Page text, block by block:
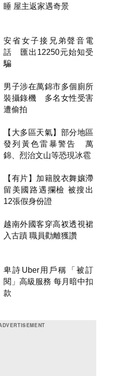
睡 屋主返家遇奇景
安省女子接兄弟聲音電
話 匯出12250元始知受
騙
男子涉在萬錦市多個廁所
裝攝錄機 多名女性受害
遭偷拍
【大多區天氣】部分地區
發列黃色雷暴警告 萬
錦、烈治文山等恐現冰雹
【有片】加籍脫衣舞孃滯
留美國路遇攔檢 被搜出
12張假身份證
越南外國客穿高衩透視裙
入古蹟 職員勸離獲讚
卑詩Uber用戶稱「被訂
閱」高級服務 每月暗中扣
款